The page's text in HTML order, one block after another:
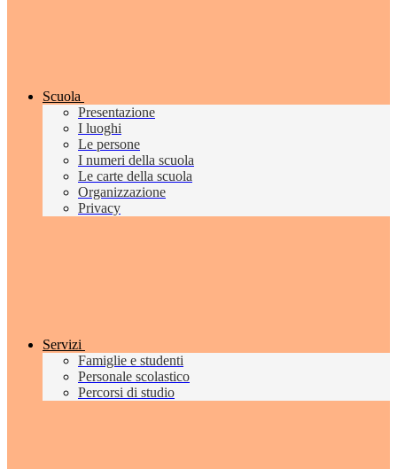
Scuola
Presentazione
I luoghi
Le persone
I numeri della scuola
Le carte della scuola
Organizzazione
Privacy
Servizi
Famiglie e studenti
Personale scolastico
Percorsi di studio